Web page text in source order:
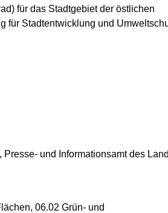
für das Stadtgebiet der östlichen
für Stadtentwicklung und
und Informationsamt des
06.02 Grün- und